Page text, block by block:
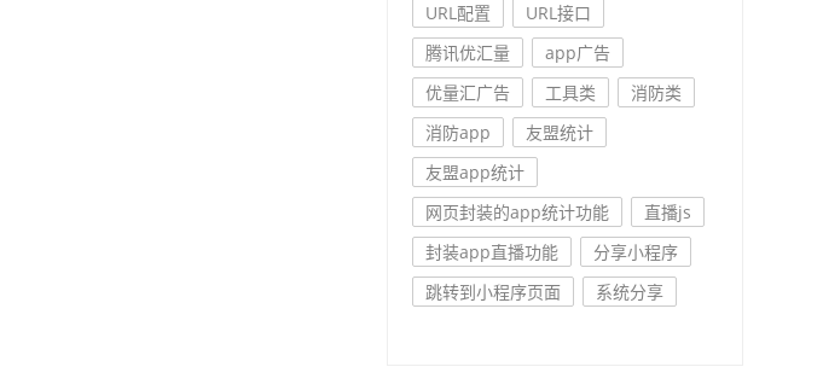
URL配置
URL接口
腾讯优汇量
app广告
优量汇广告
工具类
消防类
消防app
友盟统计
友盟app统计
网页封装的app统计功能
直播js
封装app直播功能
分享小程序
跳转到小程序页面
系统分享